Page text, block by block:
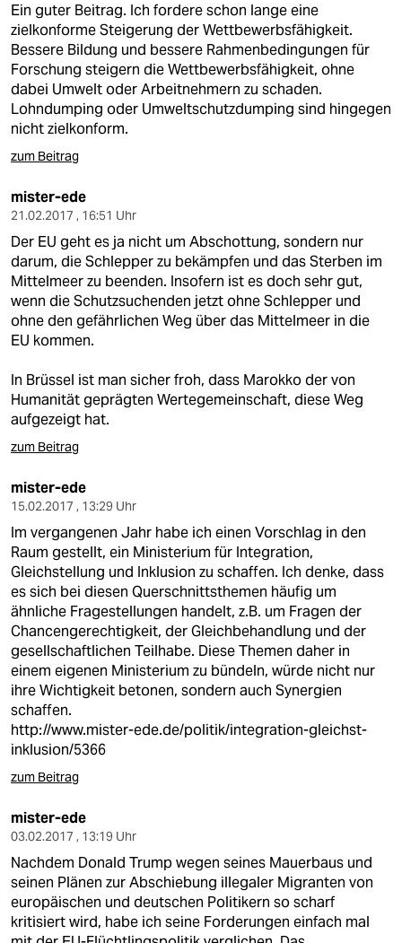
Ein guter Beitrag. Ich fordere schon lange eine
zielkonforme Steigerung der Wettbewerbsfähigkeit.
Bessere Bildung und bessere Rahmenbedingungen für
Forschung steigern die Wettbewerbsfähigkeit, ohne
dabei Umwelt oder Arbeitnehmern zu schaden.
Lohndumping oder Umweltschutzdumping sind hingegen
nicht zielkonform.
zum Beitrag
mister-ede
21.02.2017 , 16:51 Uhr
Der EU geht es ja nicht um Abschottung, sondern nur
darum, die Schlepper zu bekämpfen und das Sterben im
Mittelmeer zu beenden. Insofern ist es doch sehr gut,
wenn die Schutzsuchenden jetzt ohne Schlepper und
ohne den gefährlichen Weg über das Mittelmeer in die
EU kommen.
In Brüssel ist man sicher froh, dass Marokko der von
Humanität geprägten Wertegemeinschaft, diese Weg
aufgezeigt hat.
zum Beitrag
mister-ede
15.02.2017 , 13:29 Uhr
Im vergangenen Jahr habe ich einen Vorschlag in den
Raum gestellt, ein Ministerium für Integration,
Gleichstellung und Inklusion zu schaffen. Ich denke, dass
es sich bei diesen Querschnittsthemen häufig um
ähnliche Fragestellungen handelt, z.B. um Fragen der
Chancengerechtigkeit, der Gleichbehandlung und der
gesellschaftlichen Teilhabe. Diese Themen daher in
einem eigenen Ministerium zu bündeln, würde nicht nur
ihre Wichtigkeit betonen, sondern auch Synergien
schaffen.
http://www.mister-ede.de/politik/integration-gleichst-
inklusion/5366
zum Beitrag
mister-ede
03.02.2017 , 13:19 Uhr
Nachdem Donald Trump wegen seines Mauerbaus und
seinen Plänen zur Abschiebung illegaler Migranten von
europäischen und deutschen Politikern so scharf
kritisiert wird, habe ich seine Forderungen einfach mal